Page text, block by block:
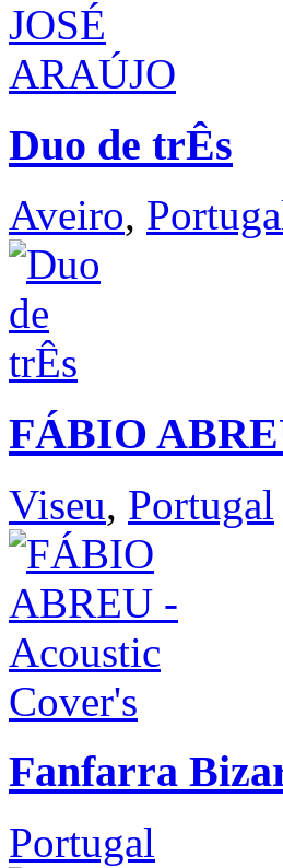
Duo de trÊs
Aveiro,
FÁBIO
Viseu, Portugal
Fanfarra
Portugal